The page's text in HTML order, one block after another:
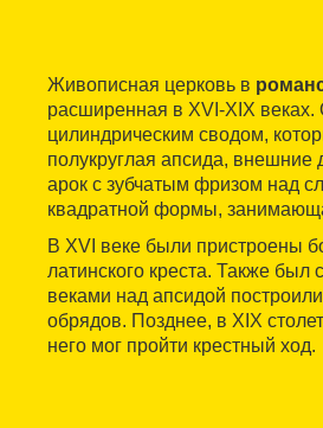
Живописная церковь в
расширенная в XVI-XIX
цилиндрическим сводом,
полукруглая апсида,
арок с зубчатым фризом над
квадратной формы,
В XVI веке были пристроены
латинского креста. Также
веками над апсидой
обрядов. Позднее, в XIX
него мог пройти крестный ход.